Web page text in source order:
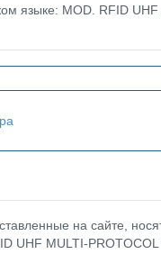
языке: MOD. RFID UHF
на сайте,
UHF MULTI-